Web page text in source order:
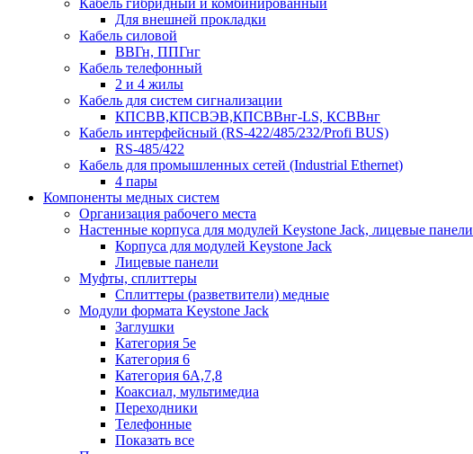
Для внешней прокладки
Кабель силовой
ВВГн, ППГнг
Кабель телефонный
2 и 4 жилы
Кабель для систем сигнализации
КПСВВ,КПСВЭВ,КПСВВнг-LS, КСВВнг
Кабель интерфейсный (RS-422/485/232/Profi BUS)
RS-485/422
Кабель для промышленных сетей (Industrial Ethernet)
4 пары
Компоненты медных систем
Организация рабочего места
Настенные корпуса для модулей Keystone Jack, лицевые панели
Корпуса для модулей Keystone Jack
Лицевые панели
Муфты, сплиттеры
Сплиттеры (разветвители) медные
Модули формата Keystone Jack
Заглушки
Категория 5е
Категория 6
Категория 6А,7,8
Коаксиал, мультимедиа
Переходники
Телефонные
Показать все